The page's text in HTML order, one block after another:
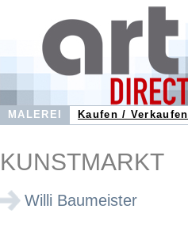
MALEREI Kaufen / Verkaufen
KUNSTMARKT
Willi Baumeister